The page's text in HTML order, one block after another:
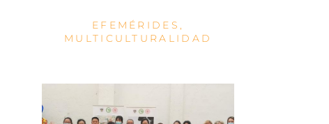
EFEMÉRIDES ,
MULTICULTURALIDAD